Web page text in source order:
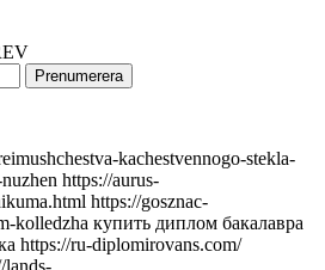
chem-zamenit-povrezhdennoe-steklo-far-luchshie-alternativy https://daicond.com.ua/steklo-dlya-far-obsuzhdaem-vazhnost-dlya-bezopasnosti-na-doroge https://delavore.com.ua/bi-led-linzy-i-komponenty-provodnik-v-mir-yarkogo-i-chetogo-sveta https://brandwatches.com.ua/kak-bi-led-linzy-uluchshayut-vidimost-i-stil-avtomobilya https://dnmagazine.com.ua/komplekt-bi-led-linz-modernizatsiya-far https://blooms.com.ua/bi-led-linzy-komplektuyushie-vybor https://ameli-studio.com.ua/bi-led-linzy-i-komponenty-maksimum-sveta-pri-minimum-energozatrat https://euro-house.com.ua/kak-bi-led-linzy-vliyayut-na-bezopasnost-i-komfort-vodjeniya https://cpaday.com.ua/innovacii-v-osveshhenii-obzor-luchshih-bi-led-linz-i-komponentov https://cocoshop.com.ua/bi-led-linzy-kak-innovatsionnye-tekhnologii-menyayut-osveshchenie-avto https://cleanshop.com.ua/otkroyte-dlya-sebya-bi-led-linzy-luchshee-osveshchenie-dlya-vashego-avtomobilya https://dragee.com.ua/bi-led-linzy-revolyuciya-v-avtomobilnom-osveshchenii https://eximp.com.ua/komplekt-bi-led-linz-i-komponentov-dlya-idealnyh-far https://e-comex.com.ua/bi-led-linzy-dolgovechnost-i-mosh-sveta-v-komplekte https://elsig-opt.com.ua/budushchee-avtomobilnyh-far-pochemu-bi-led-linzy-novyi-standart https://emaidan.com.ua/bi-led-linzy-luchshiy-svet-dlya-avto https://esco-center.com.ua/stil-i-funkcionalnost-s-bi-led-linzami https://excl.com.ua/bi-led-linzy-svet-i-bezopasnost https://floristua.com.ua/bi-led-linzy-vybor-i-ustanovka https://forthouse.com.ua/umnoye-osveshcheniye-dlya-avto-bi-led-linzy https://footballfans.com.ua/5-prichin-dlya-upgrade-bi-led-linzy https://freeadverts.com.ua/bi-led-linzy-yarkost-i-stil http://istroy.com.ua/nochnye-poezdki-bi-led-linzy-vozmozhnosti https://jesus.com.ua/vsyo-o-bi-led-linzy-dlya-avto https://keslaser.com.ua/bi-led-linzy-dlya-idealnoy-vidimosti https://igrotech.com.ua/instruktsiya-po-vyboru-i-ustanovke-bi-led-linz https://incidents.com.ua/bi-led-linzy-dlya-professionalov-i-novichkov-rekomendatsii-po-ustanovke https://kolesiko.com.ua/linzy-dlya-far-avto-kak-vybrat-idealnye-dlya-vashego-avtomobilya https://infobus.com.ua/kak-linzy-dlya-far-izmenyayut-osveshchennost-i-stil-vashego-avto https://imperialgroup.com.ua/pochemu-stoit-ustanovit-linzy-v-fary-avto-osnovnye-preimushchestva https://leasing.com.ua/linzy-dlya-far-avto-kak-vybrat-luchshie-komponenty-dlya-optimalnogo-sveta https://igruli.com.ua/linzy-dlya-far-avto-chto-vazhno-uchityvat-pri-ustanovke-i-vybore https://mamaorganica.com.ua/linzy-dlya-far-kak-uluchshit-svet-i-stil-avtomobilya https://jiraf.com.ua/moshhnoe-tochnoe-osveshhenie-preimushhestva-linz-dlya-avto-far https://itware.com.ua/chto-dayut-linzy-dlya-far-sekrety-osveshheniya https://jn.com.ua/linzy-dlya-far-sovremennye-resheniya-dlya-vidimosti https://ibnews.com.ua/germetik-dlya-stekla-far-avto https://keepstyle.com.ua/kak-pravilno-ispolzovat-germetik-dlya-far-avto https://menfashion.com.ua/germetik-dlya-stekla-far https://kominmet.com.ua/germetik-dlya-far-avto-vodonepronitsaemost https://mir-akb.com.ua/kak-germetik-dlya-far-vliyaet-na-zashitu-i-vneshniy-vid https://mitsubishi-nikol-motors.com.ua/germetik-dlya-stekla-far-uluchshenie-germetichnosti-i-osveshcheniya https://massovka.com.ua/germetik-dlya-far-zashchita-ot-vlagi-pyli-kondensata https://newstoday.com.ua/kak-vybrat-germetik-dlya-stekla-far https://maximumvisa.com.ua/germetik-dlya-stekla-far-idealnaya-germetizatsiya https://ostercenter.com.ua/luchshie-germetiki-dlya-far-avto https://pnevmo-strelok.com.ua/germetik-dlya-far-zachem-i-kak-ispolzovat https://myelectro.com.ua/kak-germetik-zashchishchaet-fary https://logotypes.com.ua/germetizaciya-stekla-far https://naduvnie-lodki.com.ua/sekret-idealnyh-far-germetik https://nagrevayka.com.ua/top-5-germetikov-dlya-far http://repetitory.com.ua/germetik-dlya-stekla-far-poshagovyj-gid https://optimapharm.com.ua/germetik-dlya-stekla-far https://s-boutique.com.ua/zashchita-far-ot-vlagi-rol-germetika https://rockradio.com.ua/kak-germetik-pomogaet-sokhranit-fary-kak-novye https://pravoslavnews.com.ua/germetik-dlya-far-nadezhnoe-reshenie-dlya-predotvrashcheniya-kondensata https://salonsharm.com.ua/idealnyj-germetik-dlya-stekla-far-kak-vybrat-i-pravilno-nanesti http://salle.com.ua/pochemu-germetik-dlya-far-avto-vazhnee-chem-kazhetsya http://reklamist.com.ua/germetik-dlya-stekla-far-obazatelnyj-element-dlya-remonta http://runflor.com.ua/kak-vosstanovit-germetichnost-far-sovety-po-vyboru-germetika https://side-by-side.com.ua/remont-stekla-far-kak-germetik-pomogaet-sokhranit-svetopropuskaniye https://smartbuildforum.com.ua/germetik-dlya-avtofar-resheniye-dlya-osveshcheniya-i-zashchity https://tastaliski.com.ua/germetik-dlya-stekla-far-zashchita-ot-pogodnyh-usloviy https://sevinfo.com.ua/kak-germetik-prodlevaet-srok-sluzhby-far https://summer-kino.com.ua/germetik-dlya-avtofar-problemy-s-germetizaciej https://startupline.com.ua/vybor-germetika-dlya-far https://unasoft.com.ua/germetik-dlya-stekla-far-vlaga-i-korrozia https://svitozar.com.ua/germetik-dlya-stekla-far-vlaga-i-korrozia https://talktome.com.ua/zhidkost-dlya-polirovki-far-avto https://smotri.com.ua/kak-vybrat-luchshuyu-zhidkost-dlya-polirovki-far https://tyres.com.ua/zhidkost-dlya-polirovki-far-ustranenie-carapin https://tayger.com.ua/nabor-dlya-polirovki-far-vse-chto-nuzhno https://tm-marmelad.com.ua/nabor-dlya-polirovki-far-luchshie-komplekty https://synergize.com.ua/polirovka-far-svoimi-rukami-nabory https://trademart.com.ua/nabor-dlya-polirovki-far-kak-obnovit-fary-avto http://vabank.com.ua/steklo-dlya-far-ka